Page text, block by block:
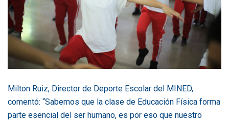
Milton Ruiz, Director de Deporte Escolar del MINED,
comentó: “Sabemos que la clase de Educación Física forma
parte esencial del ser humano, es por eso que nuestro